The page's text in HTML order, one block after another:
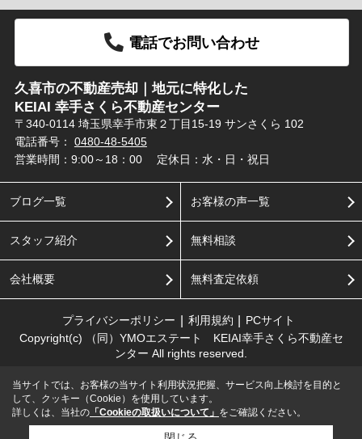
電話でお問い合わせ
久喜市の不動産売却｜地元に特化した
KEIAI 幸手さくら不動産センター
〒340-0114 埼玉県幸手市東２丁目15-19 サンさくら 102
電話番号： 0480-48-5405
営業時間：9:00～18：00
定休日：水・日・祝日
ブログ一覧
スタッフ紹介
会社概要
お客様の声一覧
無料相談
無料査定依頼
プライバシーポリシー 利用規約
PCサイト
Copyright(c) （同）YMOエステート KEIAI幸手さくら不動産セ
ンター All rights reserved.
当サイトでは、お客様の当サイト利用状況把握、サービス向上検討を目的と
して、クッキー（Cookie）を使用しています。
詳しくは、当社の 「Cookieの取扱いについて」 をご確認ください。